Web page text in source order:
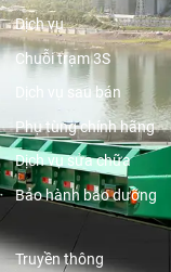
Dịch vụ
Chuỗi trạm 3S
Dịch vụ sau bán
Phụ tùng chính hãng
Dịch vụ sửa chữa
Bảo hành bảo dưỡng
Truyền thông